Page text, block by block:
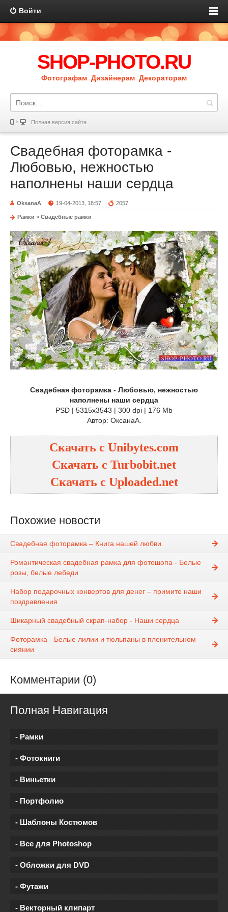
Войти
SHOP-PHOTO.RU
Фотографам Дизайнерам Декораторам
Полная версия сайта
Свадебная фоторамка -
Любовью, нежностью
наполнены наши сердца
OksanaA 19-04-2013, 18:57 2057
Рамки » Свадебные рамки
Свадебная фоторамка - Любовью, нежностью
наполнены наши сердца
PSD | 5315x3543 | 300 dpi | 176 Mb
Автор: ОксанаА.
Скачать с Unibytes.com
Скачать с Turbobit.net
Скачать с Uploaded.net
Похожие новости
Свадебная фоторамка – Книга нашей любви
Романтическая свадебная рамка для фотошопа - Белые
розы, белые лебеди
Набор подарочных конвертов для денег – примите наши
поздравления
Шикарный свадебный скрап-набор - Наши сердца
Фоторамка - Белые лилии и тюльпаны в пленительном
сиянии
Комментарии (0)
Полная Навигация
- Рамки
- Фотокниги
- Виньетки
- Портфолио
- Шаблоны Костюмов
- Все для Photoshop
- Обложки для DVD
- Футажи
- Векторный клипарт